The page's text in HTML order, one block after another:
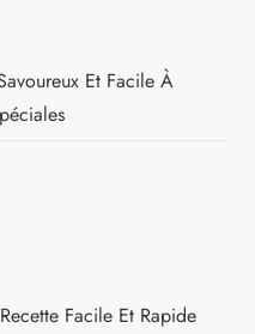
Et Facile À
Facile Et Rapide